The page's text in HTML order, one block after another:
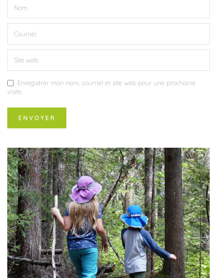
Enregistrer mon nom, courriel et site web pour une prochaine
visite.